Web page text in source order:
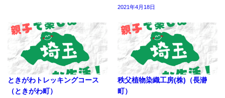
2021年4月18日
ときがわトレッキングコース
（ときがわ町）
秩父植物染織工房(株)（長瀞
町）